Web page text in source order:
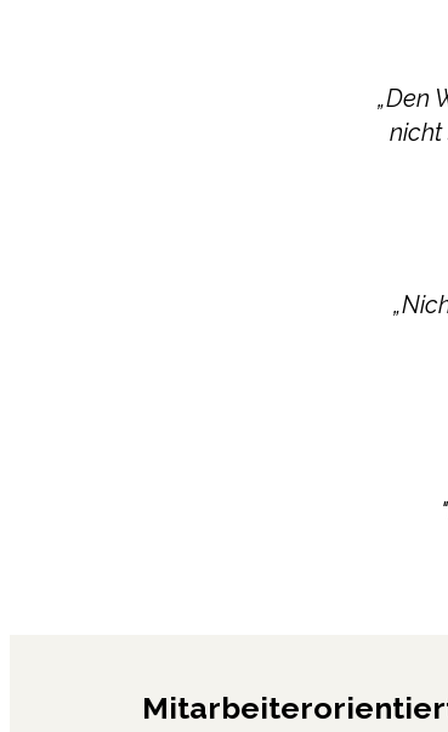
„Den
nicht